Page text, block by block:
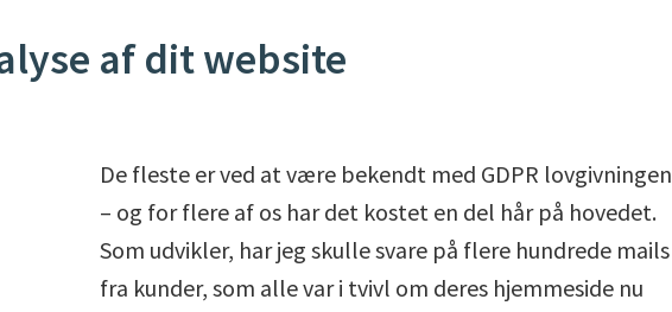
af dit website
De fleste er ved at være bekendt med GDPR lovgivningen
– og for flere af os har det kostet en del hår på hovedet.
Som udvikler, har jeg skulle svare på flere hundrede mails
fra kunder, som alle var i tvivl om deres hjemmeside nu